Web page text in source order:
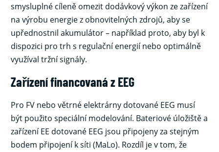
smysluplné cíleně omezit dodávkový výkon ze zařízení
na výrobu energie z obnovitelných zdrojů, aby se
upřednostnil akumulátor – například proto, aby byl k
dispozici pro trh s regulační energií nebo optimálně
využíval tržní signály.
Zařízení financovaná z EEG
Pro FV nebo větrné elektrárny dotované EEG musí
být použito speciální modelování. Bateriové úložiště a
zařízení EE dotované EEG jsou připojeny za stejným
bodem připojení k síti (MaLo). Rozdíl je v tom, že